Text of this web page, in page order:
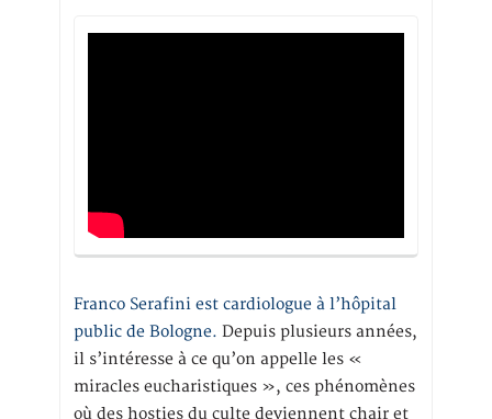
Franco Serafini est cardiologue à l’hôpital
public de Bologne. Depuis plusieurs années,
il s’intéresse à ce qu’on appelle les «
miracles eucharistiques », ces phénomènes
où des hosties du culte deviennent chair et